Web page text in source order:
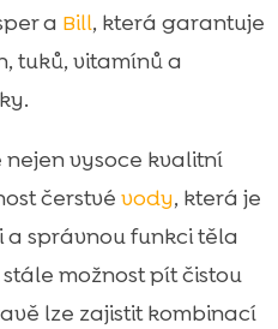
a Bill, která garantuje
tuků, vitamínů a
vysoce kvalitní
čerstvé vody, která je
správnou funkci těla
možnost pít čistou
lze zajistit kombinací